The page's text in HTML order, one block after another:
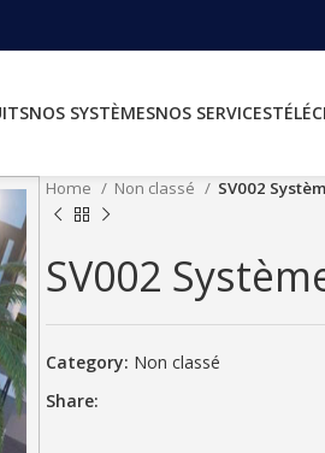
NOS SYSTÈMESNOS SERVICES
Home Non classé SV002
SV002
Category: Non classé
Share: